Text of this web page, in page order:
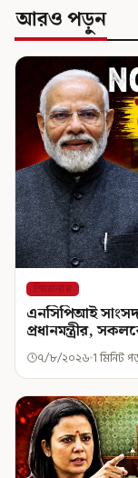
আরও পড়ুন
শিরোনাম
এনসিপিআই
প্রধানমন্ত্রীর,
৭/৮/২০২৬ 1 মিনিট